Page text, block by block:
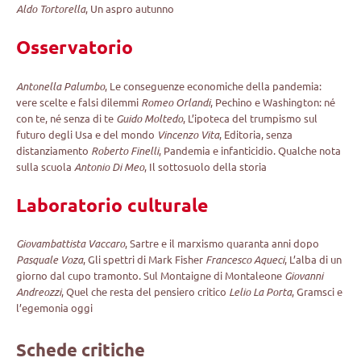
Aldo Tortorella, Un aspro autunno
Osservatorio
Antonella Palumbo, Le conseguenze economiche della pandemia:
vere scelte e falsi dilemmi Romeo Orlandi, Pechino e Washington: né
con te, né senza di te Guido Moltedo, L’ipoteca del trumpismo sul
futuro degli Usa e del mondo Vincenzo Vita, Editoria, senza
distanziamento Roberto Finelli, Pandemia e infanticidio. Qualche nota
sulla scuola Antonio Di Meo, Il sottosuolo della storia
Laboratorio culturale
Giovambattista Vaccaro, Sartre e il marxismo quaranta anni dopo
Pasquale Voza, Gli spettri di Mark Fisher Francesco Aqueci, L’alba di un
giorno dal cupo tramonto. Sul Montaigne di Montaleone Giovanni
Andreozzi, Quel che resta del pensiero critico Lelio La Porta, Gramsci e
l’egemonia oggi
Schede critiche